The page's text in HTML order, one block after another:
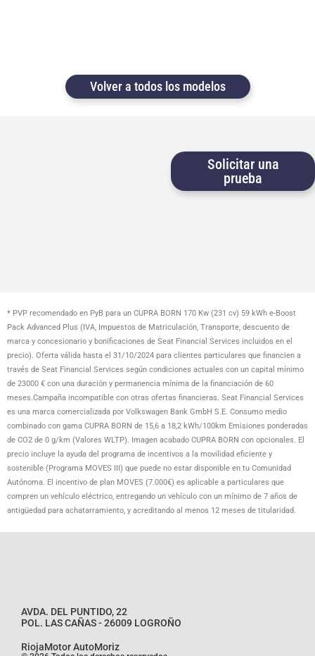
Volver a todos los modelos
Solicitar una
prueba
* PVP recomendado en PyB para un CUPRA BORN 170 Kw (231 cv) 59 kWh e-Boost
Pack Advanced Plus (IVA, Impuestos de Matriculación, Transporte, descuento de
marca y concesionario y bonificaciones de Seat Financial Services incluidos en el
precio). Oferta válida hasta el 31/10/2024 para clientes particulares que financien a
través de Seat Financial Services según condiciones actuales con un capital mínimo
de 23000 € con una duración y permanencia mínima de la financiación de 60
meses.Campaña incompatible con otras ofertas financieras. Seat Financial Services
es una marca comercializada por Volkswagen Bank GmbH S.E. Consumo medio
combinado con gama CUPRA BORN de 15,6 a 18,2 kWh/100km Emisiones ponderadas
de CO2 de 0 g/km (Valores WLTP). Imagen acabado CUPRA BORN con opcionales. El
precio incluye la ayuda del programa de incentivos a la movilidad eficiente y
sostenible (Programa MOVES III) que puede no estar disponible en tu Comunidad
Autónoma. El incentivo de plan MOVES (7.000€) es aplicable a particulares que
compren un vehículo eléctrico, entregando un vehículo con un mínimo de 7 años de
antigüedad para achatarramiento, y acreditando al menos 12 meses de titularidad.
AVDA. DEL PUNTIDO, 22
POL. LAS CAÑAS - 26009 LOGROÑO
RiojaMotor AutoMoriz